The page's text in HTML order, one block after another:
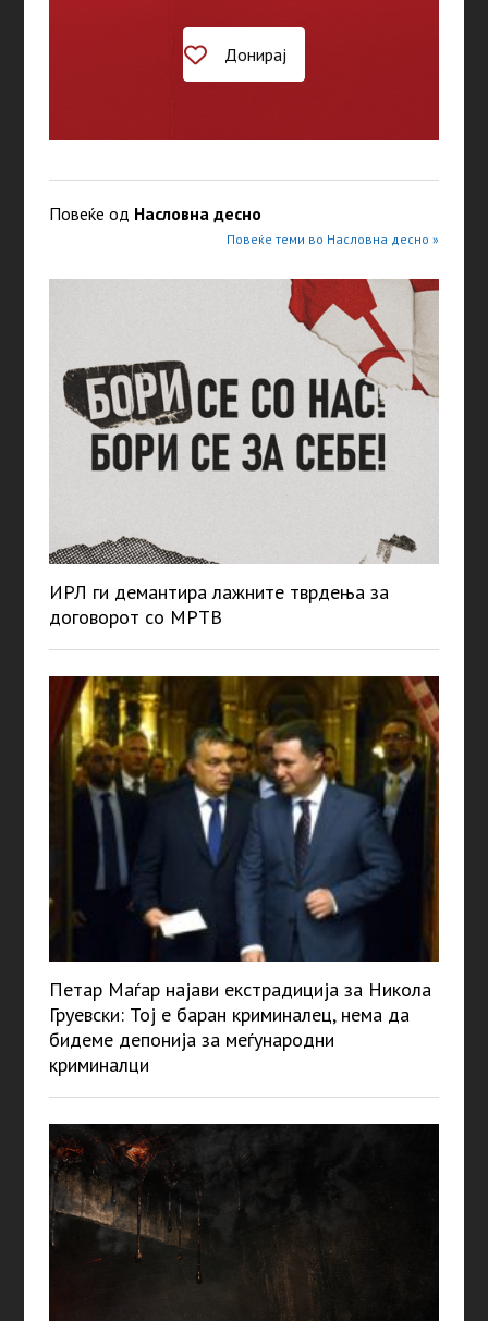
Донирај
Повеќе од Насловна десно
Повеќе теми во Насловна десно »
ИРЛ ги демантира лажните тврдења за
договорот со МРТВ
Петар Маѓар најави екстрадиција за Никола
Груевски: Тој е баран криминалец, нема да
бидеме депонија за меѓународни
криминалци